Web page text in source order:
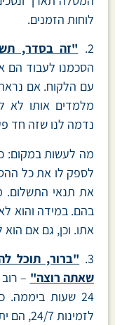
לוחות הזמנים.
2.
"זה בסדר,
הסכמנו לעבוד הם
עם הלקוח. אם
מלמדים אותו לא
נדמה לנו שזה חד
מה לעשות במקום:
לספק לו את כל
את תנאי התשלום.
בהם. במידה והוא
אתו. וכן, גם אם הוא
3. "ברור, תוכל
שאתה רוצה" –
24 שעות